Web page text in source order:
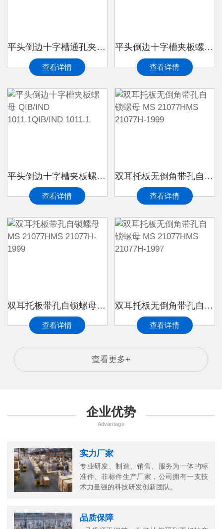
平头倒边十字槽通孔夹板螺母 QIB/IND 1012QIB/IND 1012
查看详情
平头倒边十字槽夹板螺母 QIB/IND 1011.2QIB/IND 1011.2
查看详情
平头倒边十字槽夹板螺母 QIB/IND 1011.1QIB/IND 1011.1
查看详情
双耳托板无倒角带孔自锁螺母 MS 21077HMS 21077H-1999
查看详情
双耳托板带孔自锁螺母 MS 21077HMS 21077H-1999
查看详情
双耳托板无倒角带孔自锁螺母 MS 21077HMS 21077H-1997
查看详情
查看更多+
企业优势
Advantage
实力厂家
专业研发、制造、销售、服务为一体的标
准件、非标件生产厂家，公司拥有一支技
术力量强的科技研发创新团队。
品质保障